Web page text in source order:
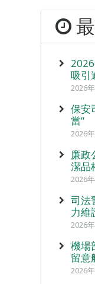
吸引
2026
保安
當”
2026
廉政
潔品
2026
司法
力維
2026
機場
留意
2026